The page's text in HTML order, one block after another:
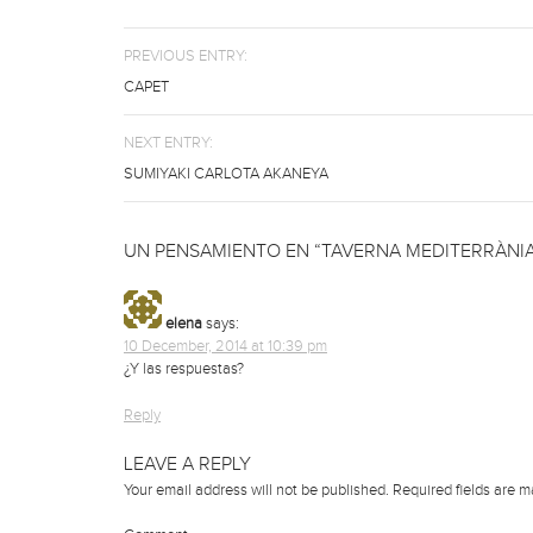
PREVIOUS ENTRY:
CAPET
NEXT ENTRY:
SUMIYAKI CARLOTA AKANEYA
UN PENSAMIENTO EN “TAVERNA
elenasays:
10 December, 2014 at 10:39 pm
¿Y las respuestas?
Reply
LEAVE A REPLY
Your email address will not be published. Required fields are